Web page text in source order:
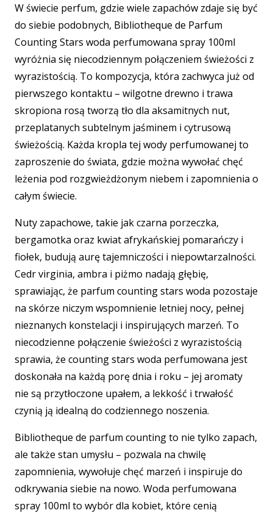
W świecie perfum, gdzie wiele zapachów zdaje się być
do siebie podobnych, Bibliotheque de Parfum
Counting Stars woda perfumowana spray 100ml
wyróżnia się niecodziennym połączeniem świeżości z
wyrazistością. To kompozycja, która zachwyca już od
pierwszego kontaktu – wilgotne drewno i trawa
skropiona rosą tworzą tło dla aksamitnych nut,
przeplatanych subtelnym jaśminem i cytrusową
świeżością. Każda kropla tej wody perfumowanej to
zaproszenie do świata, gdzie można wywołać chęć
leżenia pod rozgwieżdżonym niebem i zapomnienia o
całym świecie.
Nuty zapachowe, takie jak czarna porzeczka,
bergamotka oraz kwiat afrykańskiej pomarańczy i
fiołek, budują aurę tajemniczości i niepowtarzalności.
Cedr virginia, ambra i piżmo nadają głębię,
sprawiając, że parfum counting stars woda pozostaje
na skórze niczym wspomnienie letniej nocy, pełnej
nieznanych konstelacji i inspirujących marzeń. To
niecodzienne połączenie świeżości z wyrazistością
sprawia, że counting stars woda perfumowana jest
doskonała na każdą porę dnia i roku – jej aromaty
nie są przytłoczone upałem, a lekkość i trwałość
czynią ją idealną do codziennego noszenia.
Bibliotheque de parfum counting to nie tylko zapach,
ale także stan umysłu – pozwala na chwilę
zapomnienia, wywołuje chęć marzeń i inspiruje do
odkrywania siebie na nowo. Woda perfumowana
spray 100ml to wybór dla kobiet, które cenią